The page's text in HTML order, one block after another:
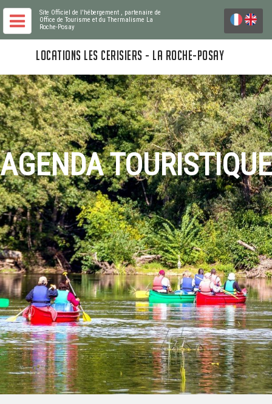
Site Officiel de l'hébergement , partenaire de
Office de Tourisme et du Thermalisme La
Roche-Posay
LOCATIONS LES CERISIERS - LA ROCHE-POSAY
AGENDA TOURISTIQUE